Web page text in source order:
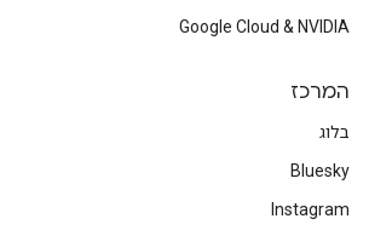
Google Cloud & NVIDIA
המרכז
בלוג
Bluesky
Instagram